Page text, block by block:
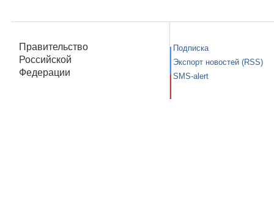
Правительство
Российской
Федерации
Подписка
Экспорт новостей (RSS)
SMS-alert